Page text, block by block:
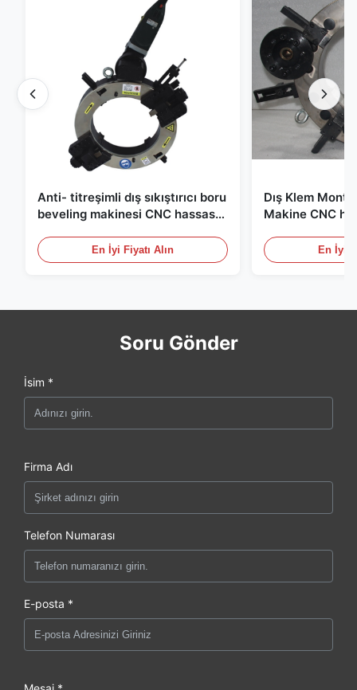
Anti- titreşimli dış sıkıştırıcı boru
beveling makinesi CNC hassas
En İyi Fiyatı Alın
Dış Klem
Makine CNC
En İyi
Soru Gönder
İsim *
Firma Adı
Telefon Numarası
E-posta *